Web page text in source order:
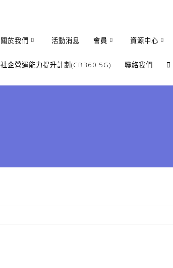
關於我們 活動消息 會員 資源中心
社企營運能力提升計劃(CB360 5G) 聯絡我們